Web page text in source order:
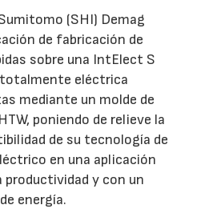
(SHI) Demag
de fabricación de
sobre una IntElect S
totalmente eléctrica
mediante un molde de
poniendo de relieve la
de su tecnología de
en una aplicación
productividad y con un
energía.